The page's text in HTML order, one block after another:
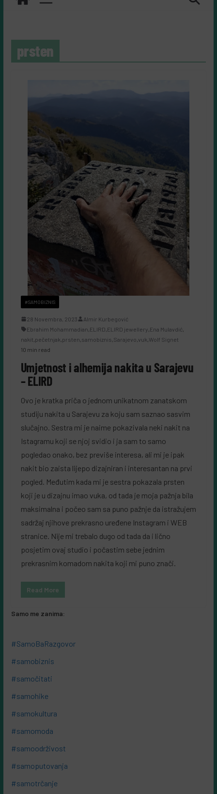
prsten
#SAMOBIZNIS
28 Novembra, 2023
Almir Kurbegović
Ebrahim Mohammadian ELIRD ELIRD jewellery Ena Mulavdić
nakit pečetnjak prsten samobiznis Sarajevo vuk Wolf Signet
10 min read
Umjetnost i alhemija nakita u Sarajevu
– ELIRD
Ovo je kratka priča o jednom unikatnom zanatskom
studiju nakita u Sarajevu za koju sam saznao sasvim
slučajno. Sestra mi je naime pokazivala neki nakit na
Istagramu koji se njoj svidio i ja sam to samo
pogledao onako, bez previše interesa, ali mi je ipak
nakit bio zaista lijepo dizajniran i interesantan na prvi
pogled. Međutim kada mi je sestra pokazala prsten
koji je u dizajnu imao vuka, od tada je moja pažnja bila
maksimalna i počeo sam sa puno pažnje da istražujem
sadržaj njihove prekrasno uređene Instagram i WEB
stranice. Nije mi trebalo dugo od tada da i lično
posjetim ovaj studio i počastim sebe jednim
prekrasnim komadom nakita koji mi puno znači.
Read More
Samo me zanima:
#SamoBaRazgovor
#samobiznis
#samočitati
#samohike
#samokultura
#samomoda
#samoodrživost
#samoputovanja
#samotrčanje